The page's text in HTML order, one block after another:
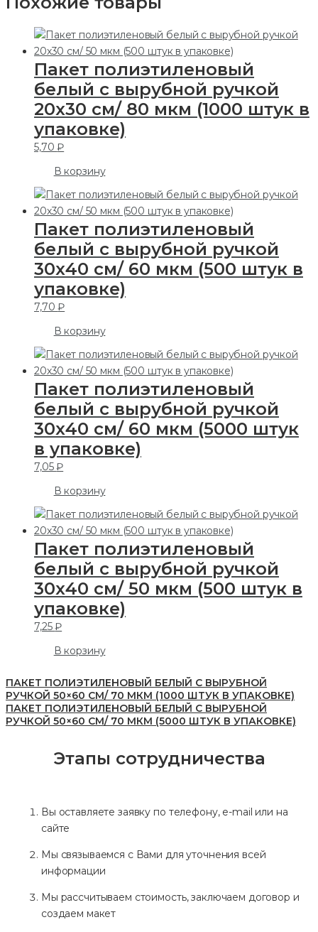
Пакет полиэтиленовый
белый с вырубной ручкой
20х30 см/ 80 мкм (1000 штук в
упаковке)
5,70₽
В корзину
Пакет полиэтиленовый
белый с вырубной ручкой
30х40 см/ 60 мкм (500 штук в
упаковке)
7,70₽
В корзину
Пакет полиэтиленовый
белый с вырубной ручкой
30х40 см/ 60 мкм (5000 штук
в упаковке)
7,05₽
В корзину
Пакет полиэтиленовый
белый с вырубной ручкой
30х40 см/ 50 мкм (500 штук в
упаковке)
7,25₽
В корзину
ПАКЕТ ПОЛИЭТИЛЕНОВЫЙ БЕЛЫЙ С ВЫРУБНОЙ
РУЧКОЙ 50×60 СМ/ 70 МКМ (1000 ШТУК В УПАКОВКЕ)
ПАКЕТ ПОЛИЭТИЛЕНОВЫЙ БЕЛЫЙ С ВЫРУБНОЙ
РУЧКОЙ 50×60 СМ/ 70 МКМ (5000 ШТУК В УПАКОВКЕ)
Этапы сотрудничества
Вы оставляете заявку по телефону, e-mail или на
сайте
Мы связываемся с Вами для уточнения всей
информации
Мы рассчитываем стоимость, заключаем договор и
создаем макет